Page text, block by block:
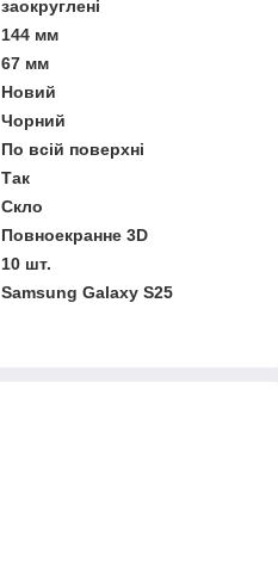
заокруглені
144 мм
67 мм
Новий
Чорний
По всій поверхні
Так
Скло
Повноекранне 3D
10 шт.
Samsung Galaxy S25